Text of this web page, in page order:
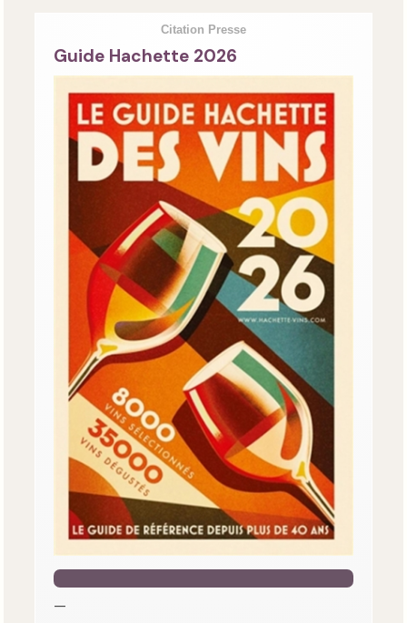
Citation Presse
Guide Hachette 2026
—